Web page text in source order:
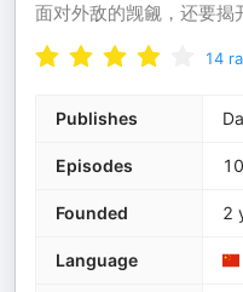
面对外敌的觊觎，还要揭
14
Publishes
Episodes
Founded 2
Language